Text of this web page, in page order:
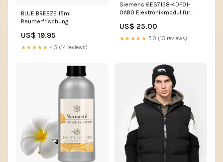
BLUE BREEZE 15ml
Raumerfrischung
US$ 19.95
★★★★★ 4.5 (14 reviews)
Siemens 6ES7138-4DF01-
0AB0 Elektronikmodul für
Aschlussbox
US$ 25.00
★★★★★ 5.0 (15 reviews)